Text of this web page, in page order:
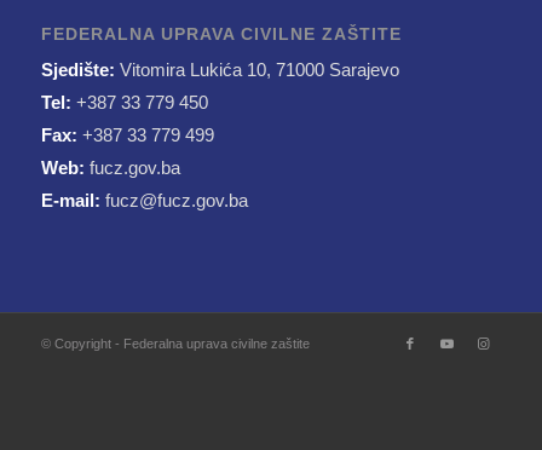
FEDERALNA UPRAVA CIVILNE ZAŠTITE
Sjedište: Vitomira Lukića 10, 71000 Sarajevo
Tel: +387 33 779 450
Fax: +387 33 779 499
Web: fucz.gov.ba
E-mail: fucz@fucz.gov.ba
© Copyright - Federalna uprava civilne zaštite